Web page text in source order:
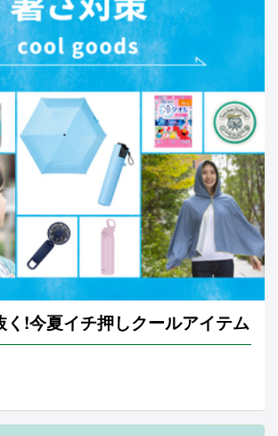
く!今夏イチ押しクールアイテム